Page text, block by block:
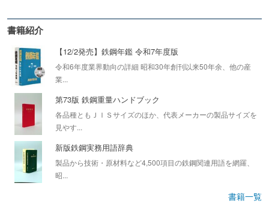
書籍紹介
【12/2発売】鉄鋼年鑑 令和7年度版
令和6年度業界動向の詳細 昭和30年創刊以来50年余、他の産
業...
第73版 鉄鋼重量ハンドブック
各品種ともＪＩＳサイズのほか、代表メーカーの製品サイズを
見やす...
新版鉄鋼実務用語辞典
製品から技術・原材料など4,500項目の鉄鋼関連用語を網羅、
昭...
書籍一覧